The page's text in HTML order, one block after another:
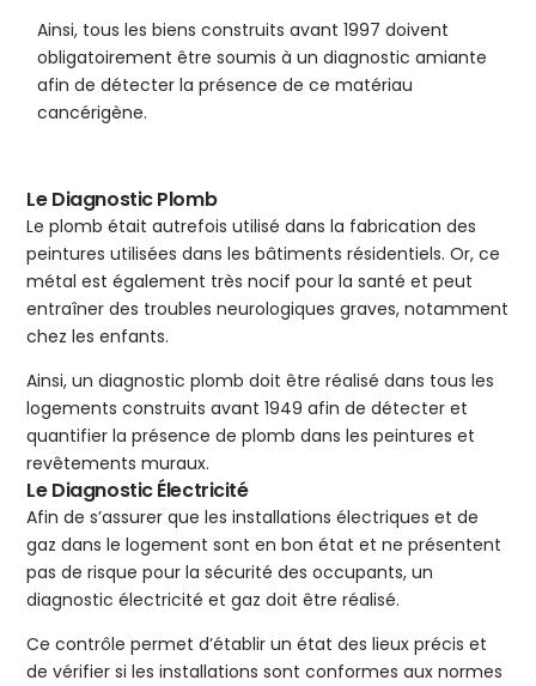
Ainsi, tous les biens construits avant 1997 doivent
obligatoirement être soumis à un diagnostic amiante
afin de détecter la présence de ce matériau
cancérigène.
Le Diagnostic Plomb
Le plomb était autrefois utilisé dans la fabrication des
peintures utilisées dans les bâtiments résidentiels. Or, ce
métal est également très nocif pour la santé et peut
entraîner des troubles neurologiques graves, notamment
chez les enfants.
Ainsi, un diagnostic plomb doit être réalisé dans tous les
logements construits avant 1949 afin de détecter et
quantifier la présence de plomb dans les peintures et
revêtements muraux.
Le Diagnostic Électricité
Afin de s’assurer que les installations électriques et de
gaz dans le logement sont en bon état et ne présentent
pas de risque pour la sécurité des occupants, un
diagnostic électricité et gaz doit être réalisé.
Ce contrôle permet d’établir un état des lieux précis et
de vérifier si les installations sont conformes aux normes